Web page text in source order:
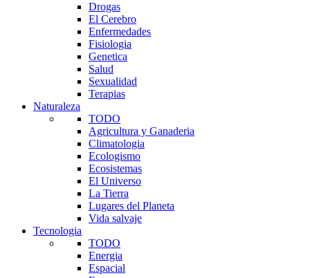
Drogas
El Cerebro
Enfermedades
Fisiologia
Genetica
Salud
Sexualidad
Terapias
Naturaleza
TODO
Agricultura y Ganaderia
Climatologia
Ecologismo
Ecosistemas
El Universo
La Tierra
Lugares del Planeta
Vida salvaje
Tecnologia
TODO
Energia
Espacial